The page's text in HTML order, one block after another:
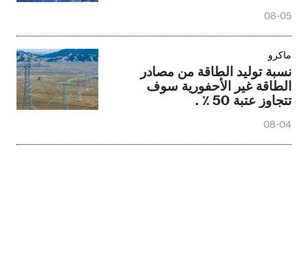
08-05
ماكرو
نسبة توليد الطاقة من مصادر
الطاقة غير الأحفورية سوف
تتجاوز عتبة 50 ٪ .
08-04